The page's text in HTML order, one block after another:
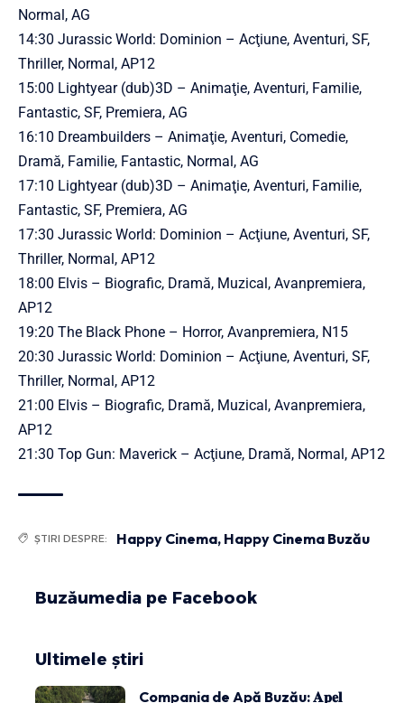
Normal, AG
14:30 Jurassic World: Dominion – Acţiune, Aventuri, SF,
Thriller, Normal, AP12
15:00 Lightyear (dub)3D – Animaţie, Aventuri, Familie,
Fantastic, SF, Premiera, AG
16:10 Dreambuilders – Animaţie, Aventuri, Comedie,
Dramă, Familie, Fantastic, Normal, AG
17:10 Lightyear (dub)3D – Animaţie, Aventuri, Familie,
Fantastic, SF, Premiera, AG
17:30 Jurassic World: Dominion – Acţiune, Aventuri, SF,
Thriller, Normal, AP12
18:00 Elvis – Biografic, Dramă, Muzical, Avanpremiera,
AP12
19:20 The Black Phone – Horror, Avanpremiera, N15
20:30 Jurassic World: Dominion – Acţiune, Aventuri, SF,
Thriller, Normal, AP12
21:00 Elvis – Biografic, Dramă, Muzical, Avanpremiera,
AP12
21:30 Top Gun: Maverick – Acţiune, Dramă, Normal, AP12
ȘTIRI DESPRE: Happy Cinema, Happy Cinema Buzău
Buzăumedia pe Facebook
Ultimele știri
Compania de Apă Buzău: 𝐀𝐩𝐞𝐥